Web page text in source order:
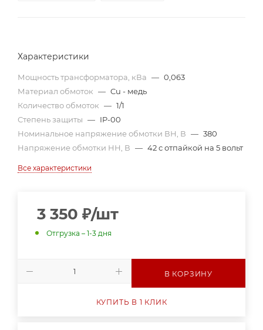
Характеристики
Мощность трансформатора, кВа — 0,063
Материал обмоток — Cu - медь
Количество обмоток — 1/1
Степень защиты — IP-00
Номинальное напряжение обмотки ВН, В — 380
Напряжение обмотки НН, В — 42 с отпайкой на 5 вольт
Все характеристики
3 350 ₽/шт
Отгрузка – 1-3 дня
В КОРЗИНУ
КУПИТЬ В 1 КЛИК